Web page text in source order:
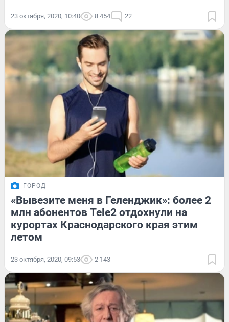
23 октября, 2020, 10:40 8 454 22
ГОРОД
«Вывезите меня в Геленджик»: более 2
млн абонентов Tele2 отдохнули на
курортах Краснодарского края этим
летом
23 октября, 2020, 09:53 2 143